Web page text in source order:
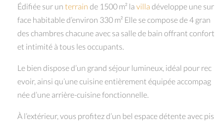
Édifiée sur un terrain de 1500 m² la villa développe une sur
face habitable d’environ 330 m² Elle se compose de 4 gran
des chambres chacune avec sa salle de bain offrant confort
et intimité à tous les occupants.
Le bien dispose d’un grand séjour lumineux, idéal pour rec
evoir, ainsi qu’une cuisine entièrement équipée accompag
née d’une arrière-cuisine fonctionnelle.
À l’extérieur, vous profitez d’un bel espace détente avec pis